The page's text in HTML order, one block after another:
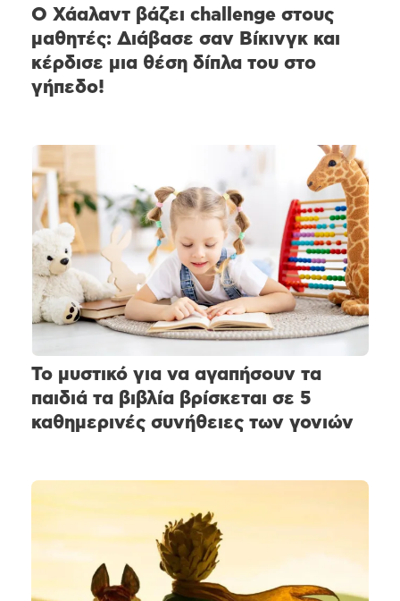
Ο Χάαλαντ βάζει challenge στους
μαθητές: Διάβασε σαν Βίκινγκ και
κέρδισε μια θέση δίπλα του στο
γήπεδο!
Το μυστικό για να αγαπήσουν τα
παιδιά τα βιβλία βρίσκεται σε 5
καθημερινές συνήθειες των γονιών